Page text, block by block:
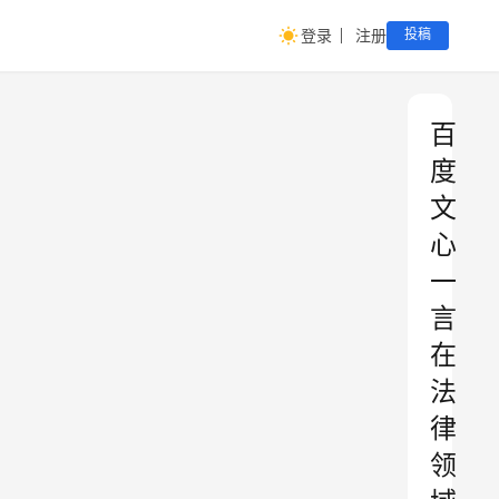
登录 注册 投稿
百
度
文
心
一
言
在
法
律
领